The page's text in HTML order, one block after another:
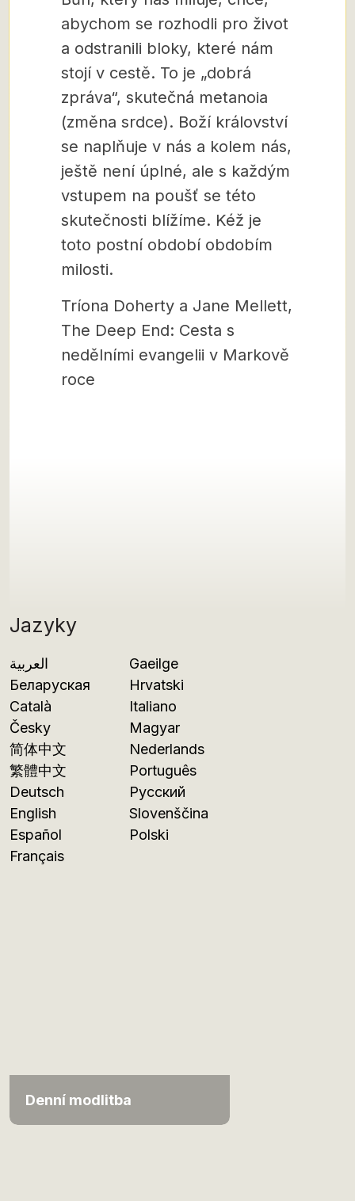
Jazyky
العربية
Беларуская
Català
Česky
简体中文
繁體中文
Deutsch
English
Español
Français
Gaeilge
Hrvatski
Italiano
Magyar
Nederlands
Português
Русский
Slovenščina
Polski
Denní modlitba
abychom se rozhodli pro život
a odstranili bloky, které nám
stojí v cestě. To je „dobrá
zpráva“, skutečná metanoia
(změna srdce). Boží království
se naplňuje v nás a kolem nás,
ještě není úplné, ale s každým
vstupem na poušť se této
skutečnosti blížíme. Kéž je
toto postní období obdobím
milosti.
Tríona Doherty a Jane Mellett,
The Deep End: Cesta s
nedělními evangelii v Markově
roce